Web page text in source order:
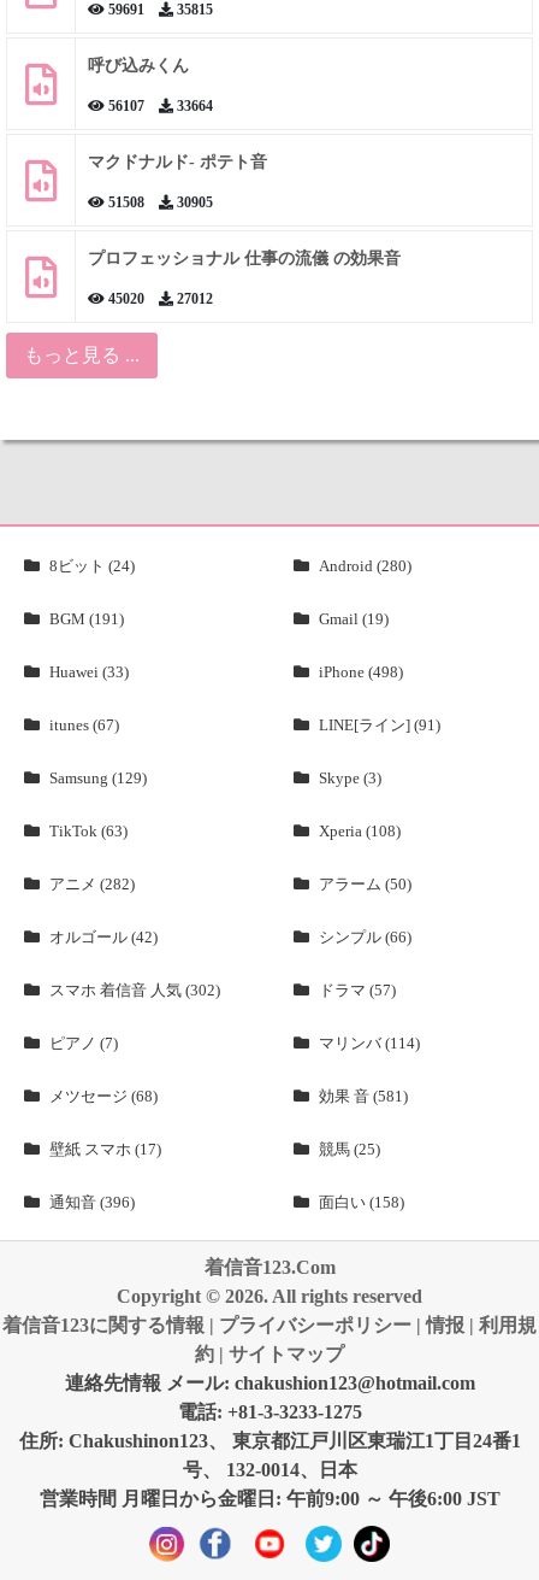
59691 35815
呼び込みくん
56107 33664
マクドナルド- ポテト音
51508 30905
プロフェッショナル 仕事の流儀 の効果音
45020 27012
もっと見る ...
8ビット (24) Android (280)
BGM (191) Gmail (19)
Huawei (33) iPhone (498)
itunes (67) LINE[ライン] (91)
Samsung (129) Skype (3)
TikTok (63) Xperia (108)
アニメ (282) アラーム (50)
オルゴール (42) シンプル (66)
スマホ 着信音 人気 (302) ドラマ (57)
ピアノ (7) マリンバ (114)
メツセージ (68) 効果 音 (581)
壁紙 スマホ (17) 競馬 (25)
通知音 (396) 面白い (158)
着信音123.Com
Copyright © 2026. All rights reserved
着信音123に関する情報 | プライバシーポリシー |情报 | 利用規
約 | サイトマップ
連絡先情報 メール: chakushion123@hotmail.com
電話: +81-3-3233-1275
住所: Chakushinon123、 東京都江戸川区東瑞江1丁目24番1
号、 132-0014、日本
営業時間 月曜日から金曜日: 午前9:00 ～ 午後6:00 JST